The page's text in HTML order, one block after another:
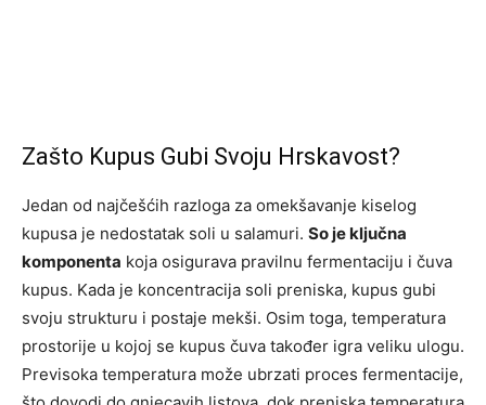
Zašto Kupus Gubi Svoju Hrskavost?
Jedan od najčešćih razloga za omekšavanje kiselog
kupusa je nedostatak soli u salamuri. So je ključna
komponenta koja osigurava pravilnu fermentaciju i čuva
kupus. Kada je koncentracija soli preniska, kupus gubi
svoju strukturu i postaje mekši. Osim toga, temperatura
prostorije u kojoj se kupus čuva također igra veliku ulogu.
Previsoka temperatura može ubrzati proces fermentacije,